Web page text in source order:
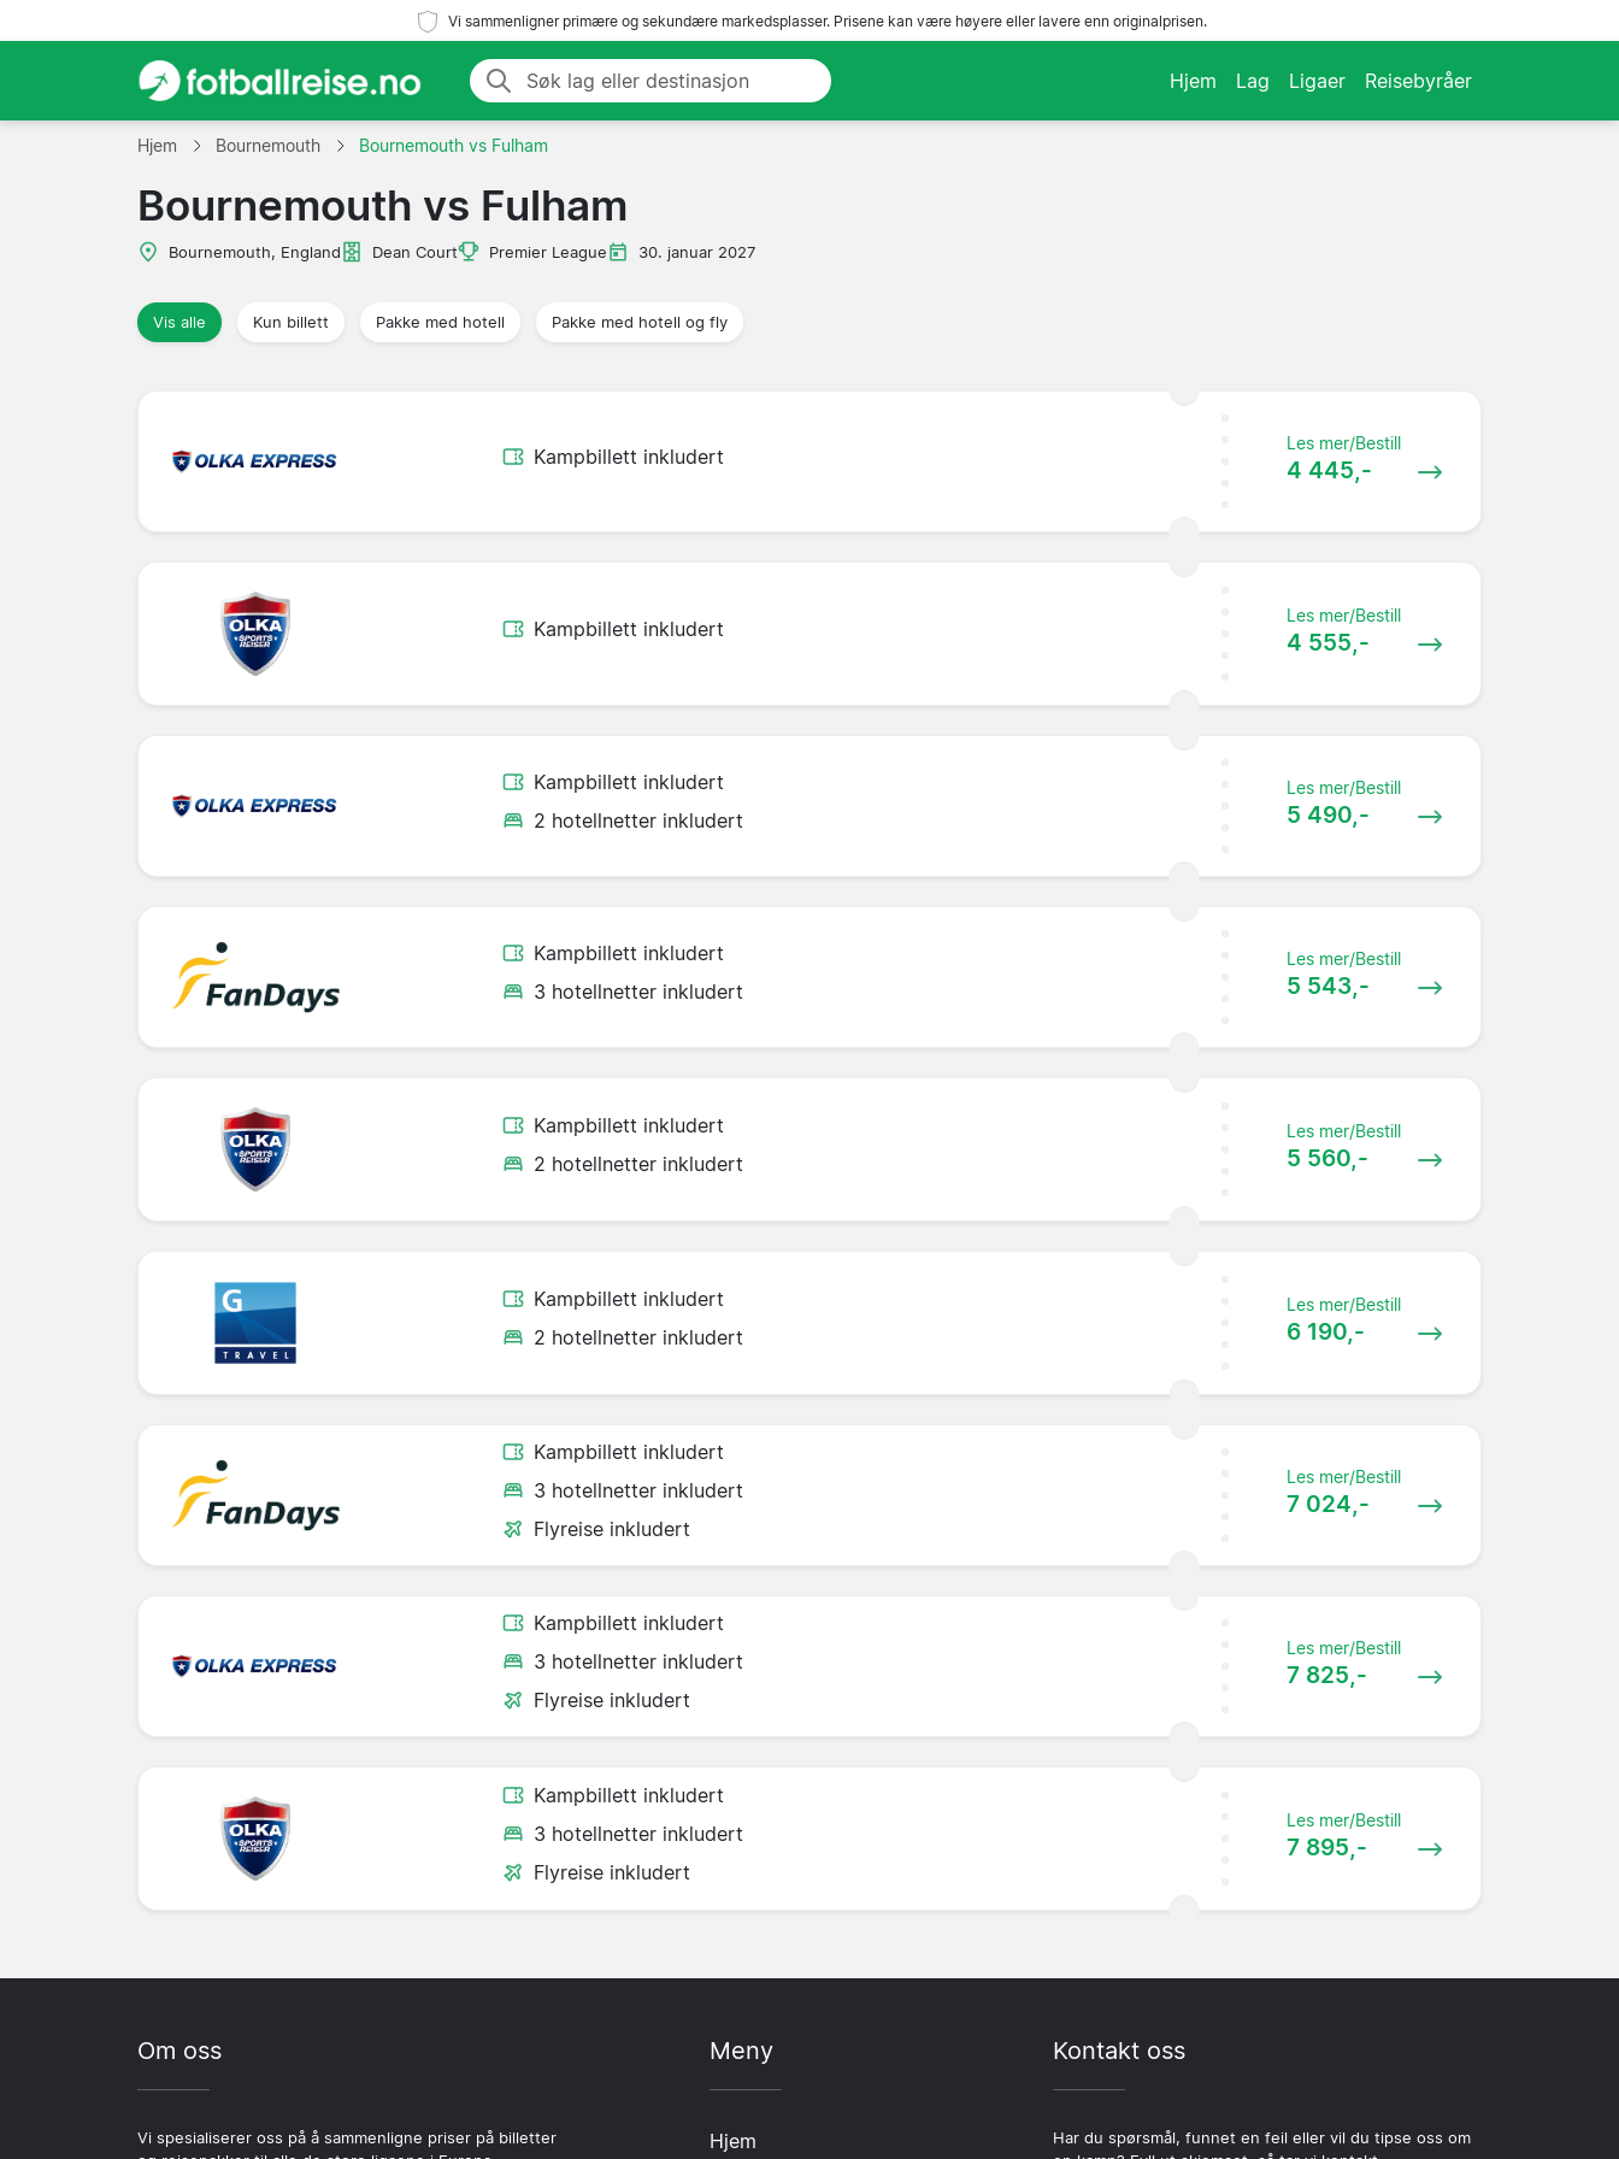
Vi sammenligner primære og sekundære markedsplasser. Prisene kan være høyere eller lavere enn originalprisen.
Hjem Lag Ligaer Reisebyråer
Hjem Bournemouth Bournemouth vs Fulham
Bournemouth vs Fulham
Bournemouth, England Dean Court Premier League 30. januar 2027
Vis alle Kun billett Pakke med hotell Pakke med hotell og fly
Kampbillett inkludert
Les mer/Bestill
4 445,-
Kampbillett inkludert
Les mer/Bestill
4 555,-
Kampbillett inkludert
2 hotellnetter inkludert
Les mer/Bestill
5 490,-
Kampbillett inkludert
3 hotellnetter inkludert
Les mer/Bestill
5 543,-
Kampbillett inkludert
2 hotellnetter inkludert
Les mer/Bestill
5 560,-
Kampbillett inkludert
2 hotellnetter inkludert
Les mer/Bestill
6 190,-
Kampbillett inkludert
3 hotellnetter inkludert
Flyreise inkludert
Les mer/Bestill
7 024,-
Kampbillett inkludert
3 hotellnetter inkludert
Flyreise inkludert
Les mer/Bestill
7 825,-
Kampbillett inkludert
3 hotellnetter inkludert
Flyreise inkludert
Les mer/Bestill
7 895,-
Om oss
Vi spesialiserer oss på å sammenligne priser på billetter
Meny
Hjem
Kontakt oss
Har du spørsmål, funnet en feil eller vil du tipse oss om